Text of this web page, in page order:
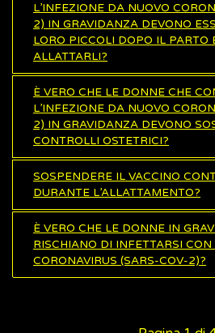
L’INFEZIONE DA NUOVO
2) IN GRAVIDANZA DEVONO
LORO PICCOLI DOPO IL PARTO
ALLATTARLI?
È VERO CHE LE DONNE CHE
L’INFEZIONE DA NUOVO
2) IN GRAVIDANZA DEVONO
CONTROLLI OSTETRICI?
SOSPENDERE IL VACCINO
DURANTE L’ALLATTAMENTO?
È VERO CHE LE DONNE IN
RISCHIANO DI INFETTARSI CON
CORONAVIRUS (SARS-COV-2)?